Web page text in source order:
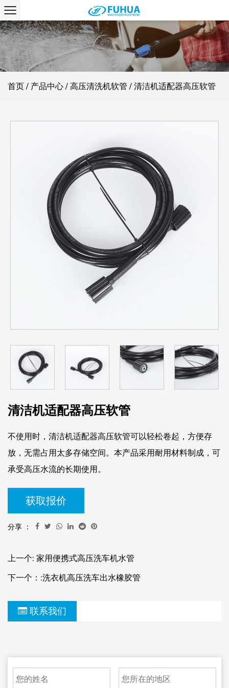
首页 / 产品中心 / 高压清洗机软管 / 清洁机适配器高压软管
清洁机适配器高压软管
不使用时，清洁机适配器高压软管可以轻松卷起，方便存
放，无需占用太多​​存储空间。本产品采用耐用材料制成，可
承受高压水流的长期使用。
获取报价
分享 ：
上一个: 家用便携式高压洗车机水管
下一个：:洗衣机高压洗车出水橡胶管
联系我们